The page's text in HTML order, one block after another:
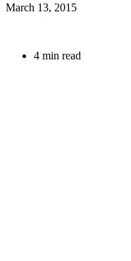
March 13, 2015
4 min read